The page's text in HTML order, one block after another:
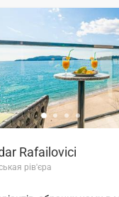
Rafailovici
рів'єра